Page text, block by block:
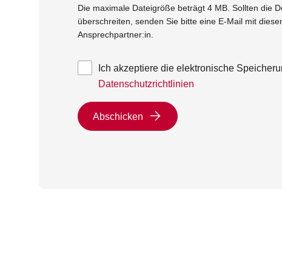
Die maximale Dateigröße beträgt 4 MB. Sollten die
überschreiten, senden Sie bitte eine E-Mail mit
Ansprechpartner:in.
Ich akzeptiere die elektronische
Datenschutzrichtlinien
Abschicken